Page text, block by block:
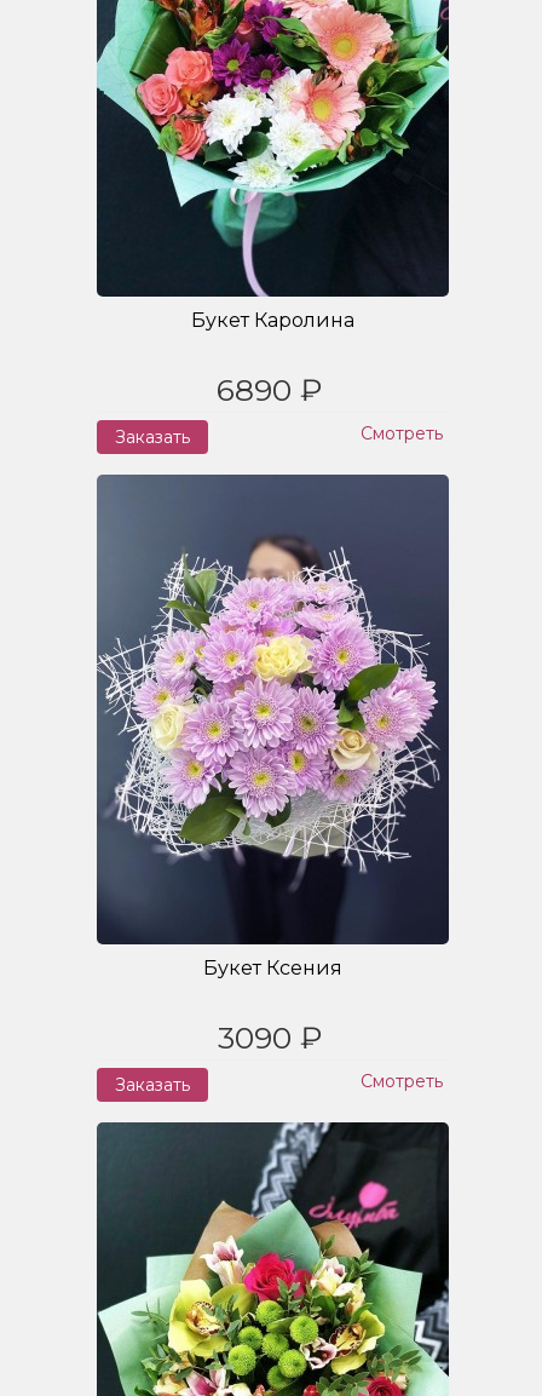
Букет Каролина
6890 ₽
Заказать Смотреть
Букет Ксения
3090 ₽
Заказать Смотреть